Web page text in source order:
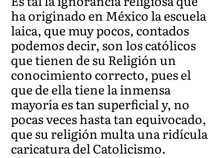
ha originado en México la escuela
laica, que muy pocos, contados
podemos decir, son los católicos
que tienen de su Religión un
conocimiento correcto, pues el
que de ella tiene la inmensa
mayoría es tan superficial y, no
pocas veces hasta tan equivocado,
que su religión multa una ridícula
caricatura del Catolicismo.